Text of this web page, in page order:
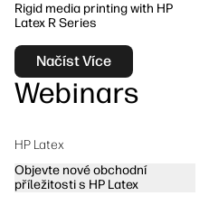
Rigid media printing with HP
Latex R Series
Načíst Více
Webinars
HP Latex
Objevte nové obchodní
příležitosti s HP Latex